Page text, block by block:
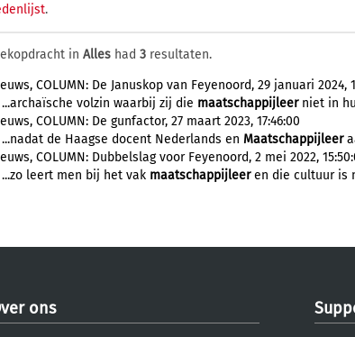
.
in Alles had 3 resultaten.
COLUMN: De Januskop van Feyenoord, 29 januari 2024,
...archaïsche volzin waarbij zij die maatschappijleerniet in
COLUMN: De gunfactor, 27 maart 2023, 17:46:00
...nadat de Haagse docent Nederlands en Maatschappijleer
COLUMN: Dubbelslag voor Feyenoord, 2 mei 2022,
...zo leert men bij het vak maatschappijleeren die cultuur is
ons